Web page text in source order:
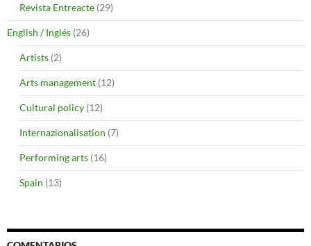
Revista Entreacte (29)
English / Inglés (26)
Artists (2)
Arts management (12)
Cultural policy (12)
Internazionalisation (7)
Performing arts (16)
Spain (13)